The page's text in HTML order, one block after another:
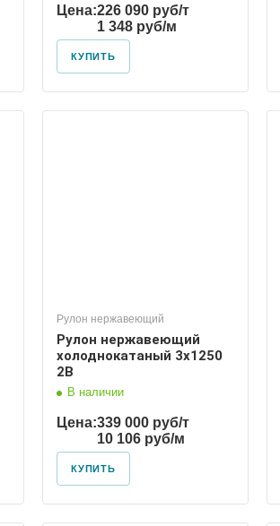
Цена:226 090 руб/т
1 348 руб/м
КУПИТЬ
Рулон нержавеющий
Рулон нержавеющий
холоднокатаный 3х1250
2В
В наличии
Цена:339 000 руб/т
10 106 руб/м
КУПИТЬ